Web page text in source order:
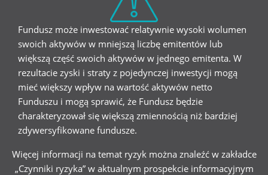
Fundusz może inwestować relatywnie wysoki wolumen
swoich aktywów w mniejszą liczbę emitentów lub
większą część swoich aktywów w jednego emitenta. W
rezultacie zyski i straty z pojedynczej inwestycji mogą
mieć większy wpływ na wartość aktywów netto
Funduszu i mogą sprawić, że Fundusz będzie
charakteryzował się większą zmiennością niż bardziej
zdywersyfikowane fundusze.
Więcej informacji na temat ryzyk można znaleźć w zakładce
„Czynniki ryzyka” w aktualnym prospekcie informacyjnym